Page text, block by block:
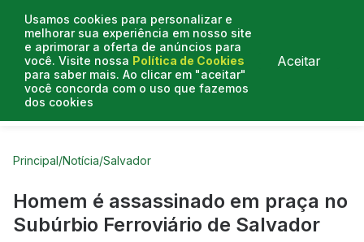
Usamos cookies para personalizar e
melhorar sua experiência em nosso site
e aprimorar a oferta de anúncios para
você. Visite nossa Política de Cookies
para saber mais. Ao clicar em "aceitar"
você concorda com o uso que fazemos
dos cookies
Aceitar
Curtas do Poder
Principal/Notícia/Salvador
Homem é assassinado em praça no
Subúrbio Ferroviário de Salvador